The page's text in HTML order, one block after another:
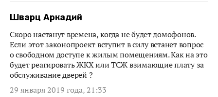
Шварц Аркадий
Скоро настанут времена, когда не будет домофонов.
Если этот законопроект вступит в силу встанет вопрос
о свободном доступе к жилым помещениям. Как на это
будет реагировать ЖКХ или ТСЖ взимающие плату за
обслуживание дверей ?
29 января 2019 года, 21:33